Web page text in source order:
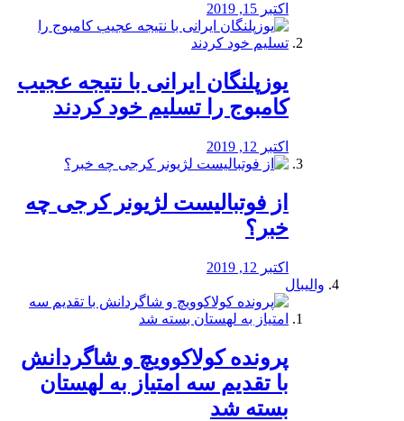
اکتبر 15, 2019
یوزپلنگان ایرانی با نتیجه عجیب
کامبوج را تسلیم خود کردند
اکتبر 12, 2019
از فوتبالیست لژیونر کرجی چه
خبر؟
اکتبر 12, 2019
والیبال
پرونده کولاکوویچ و شاگردانش
با تقدیم سه امتیاز به لهستان
بسته شد